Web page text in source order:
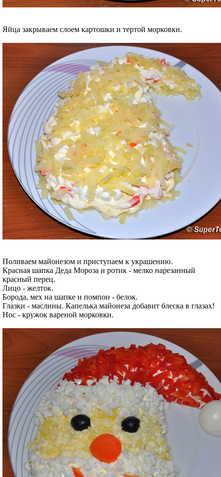
Яйца закрываем слоем картошки и тертой морковки.
Поливаем майонезом и приступаем к украшению.
Красная шапка Деда Мороза и ротик - мелко нарезанный
красный перец.
Лицо - желток.
Борода, мех на шапке и помпон - белок.
Глазки - маслины. Капелька майонеза добавит блеска в глазах!
Нос - кружок вареной морковки.